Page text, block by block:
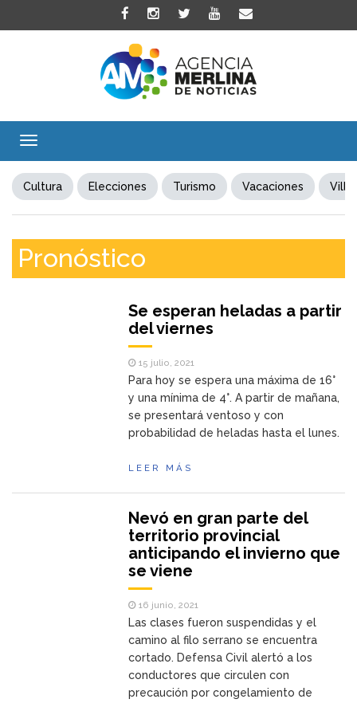
Toggle
Cultura Elecciones Turismo Vacaciones Villa
Pronóstico
Se esperan heladas a partir
del viernes
15 julio, 2021
Para hoy se espera una máxima de 16°
y una mínima de 4°. A partir de mañana,
se presentará ventoso y con
probabilidad de heladas hasta el lunes.
LEER MÁS
Nevó en gran parte del
territorio provincial
anticipando el invierno que
se viene
16 junio, 2021
Las clases fueron suspendidas y el
camino al filo serrano se encuentra
cortado. Defensa Civil alertó a los
conductores que circulen con
precaución por congelamiento de